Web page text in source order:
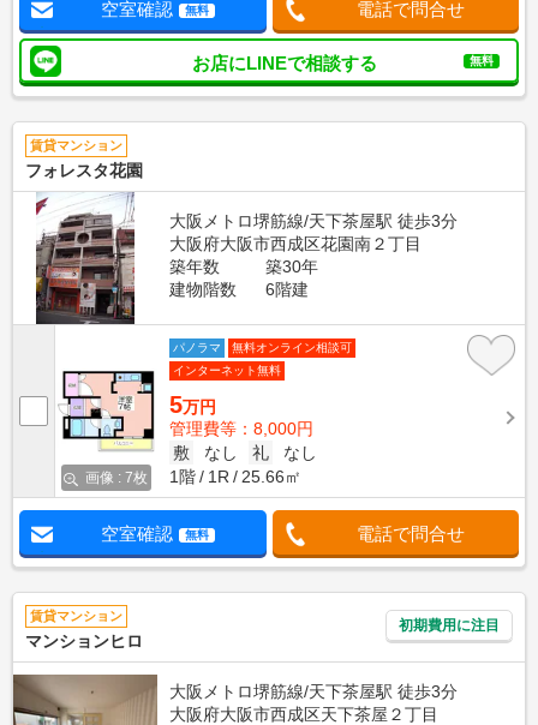
空室確認 無料 電話で問合せ
お店にLINEで相談する 無料
賃貸マンション
フォレスタ花園
大阪メトロ堺筋線/天下茶屋駅 徒歩3分
大阪府大阪市西成区花園南２丁目
築年数
築30年
建物階数
6階建
画像 : 7枚
パノラマ
無料オンライン相談可
インターネット無料
5万円
管理費等：8,000円
敷
なし 礼
なし
1階
1R 25.66㎡
空室確認 無料 電話で問合せ
賃貸マンション
マンションヒロ
初期費用に注目
大阪メトロ堺筋線/天下茶屋駅 徒歩3分
大阪府大阪市西成区天下茶屋２丁目